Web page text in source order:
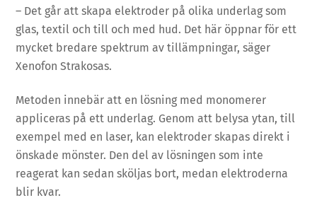
– Det går att skapa elektroder på olika underlag som
glas, textil och till och med hud. Det här öppnar för ett
mycket bredare spektrum av tillämpningar, säger
Xenofon Strakosas.
Metoden innebär att en lösning med monomerer
appliceras på ett underlag. Genom att belysa ytan, till
exempel med en laser, kan elektroder skapas direkt i
önskade mönster. Den del av lösningen som inte
reagerat kan sedan sköljas bort, medan elektroderna
blir kvar.